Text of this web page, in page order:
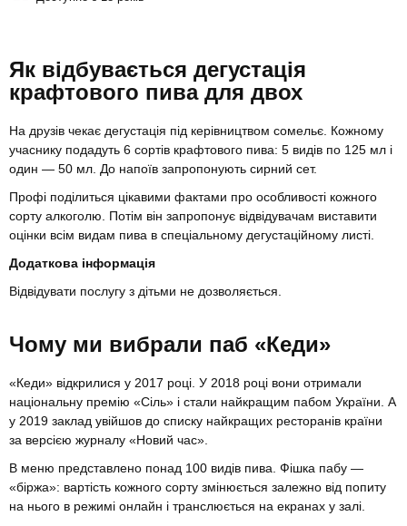
Як відбувається дегустація
крафтового пива для двох
На друзів чекає дегустація під керівництвом сомельє. Кожному
учаснику подадуть 6 сортів крафтового пива: 5 видів по 125 мл і
один — 50 мл. До напоїв запропонують сирний сет.
Профі поділиться цікавими фактами про особливості кожного
сорту алкоголю. Потім він запропонує відвідувачам виставити
оцінки всім видам пива в спеціальному дегустаційному листі.
Додаткова інформація
Відвідувати послугу з дітьми не дозволяється.
Чому ми вибрали паб «Кеди»
«Кеди» відкрилися у 2017 році. У 2018 році вони отримали
національну премію «Сіль» і стали найкращим пабом України. А
у 2019 заклад увійшов до списку найкращих ресторанів країни
за версією журналу «Новий час».
В меню представлено понад 100 видів пива. Фішка пабу —
«біржа»: вартість кожного сорту змінюється залежно від попиту
на нього в режимі онлайн і транслюється на екранах у залі.